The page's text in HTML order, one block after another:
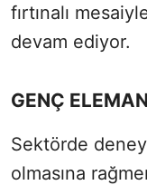
fırtınalı
devam ediyor.
GENÇ
Sektörde
olmasına